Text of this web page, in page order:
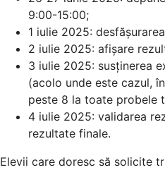
9:00-15:00;
1 iulie 2025:
2 iulie 2025: afișare
3 iulie 2025: susținerea
(acolo unde este cazul,
peste 8 la toate probele
4 iulie 2025: validarea
rezultate finale.
Elevii care doresc să solicite